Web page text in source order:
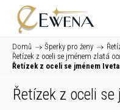
Domů / Šperky pro ženy /
Řetízek z oceli se jménem zlatá
Řetízek z oceli se jménem Iveta
Řetízek z oceli